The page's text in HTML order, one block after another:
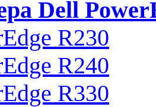
Dell
R230
R240
R330